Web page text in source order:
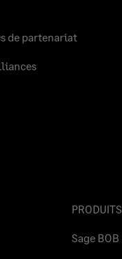
de partenariat
PRODUITS
Sage BOB